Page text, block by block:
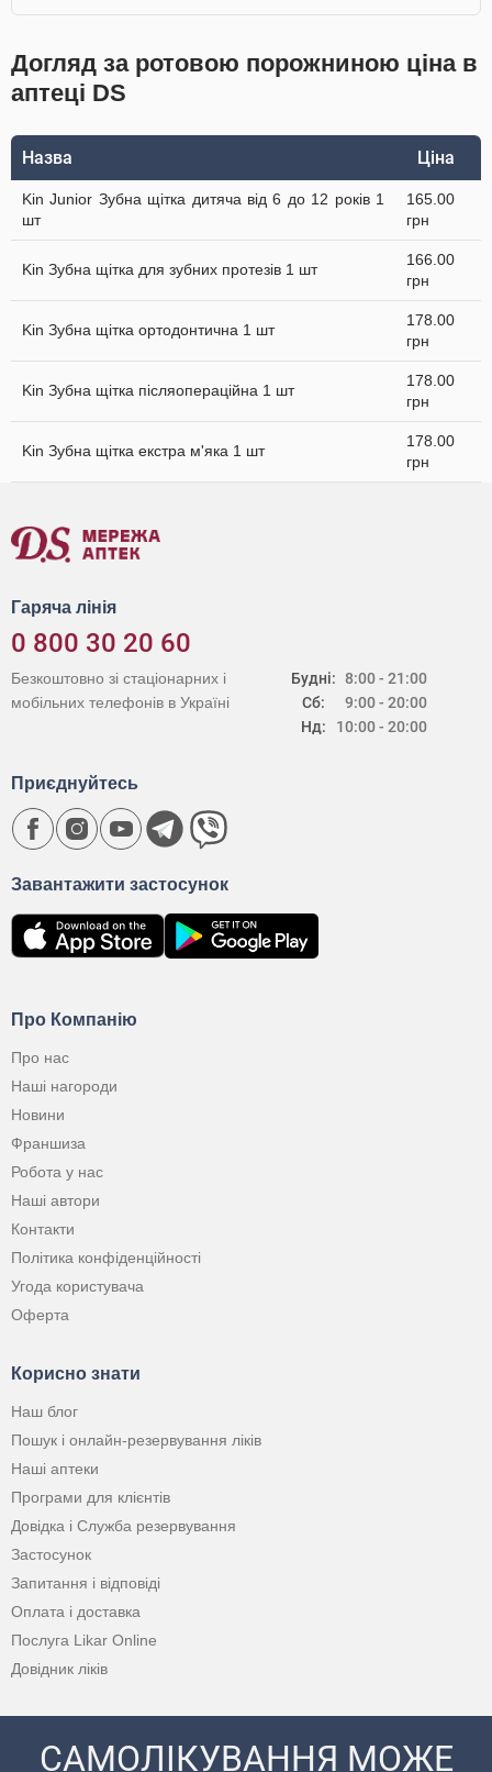
Догляд за ротовою порожниною ціна в
аптеці DS
Назва Ціна
Kin Junior Зубна щітка дитяча від 6 до 12 років 1
шт
165.00
грн
Kin Зубна щітка для зубних протезів 1 шт
166.00
грн
Kin Зубна щітка ортодонтична 1 шт
178.00
грн
Kin Зубна щітка післяопераційна 1 шт
178.00
грн
Kin Зубна щітка екстра м'яка 1 шт
178.00
грн
Гаряча лінія
0 800 30 20 60
Будні:
Сб:
Нд:
8:00 - 21:00
9:00 - 20:00
10:00 - 20:00
Безкоштовно зі стаціонарних і
мобільних телефонів в Україні
Про Компанію
Про нас
Наші нагороди
Новини
Франшиза
Робота у нас
Наші автори
Контакти
Політика конфіденційності
Угода користувача
Оферта
Корисно знати
Наш блог
Пошук і онлайн-резервування ліків
Наші аптеки
Програми для клієнтів
Довідка і Служба резервування
Застосунок
Запитання і відповіді
Оплата і доставка
Послуга Likar Online
Довідник ліків
Завантажити застосунок
Приєднуйтесь
САМОЛІКУВАННЯ МОЖЕ